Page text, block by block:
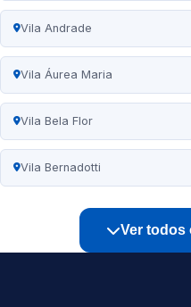
Vila Andrade
Vila Áurea Maria
Vila Bela Flor
Vila Bernadotti
Ver todos